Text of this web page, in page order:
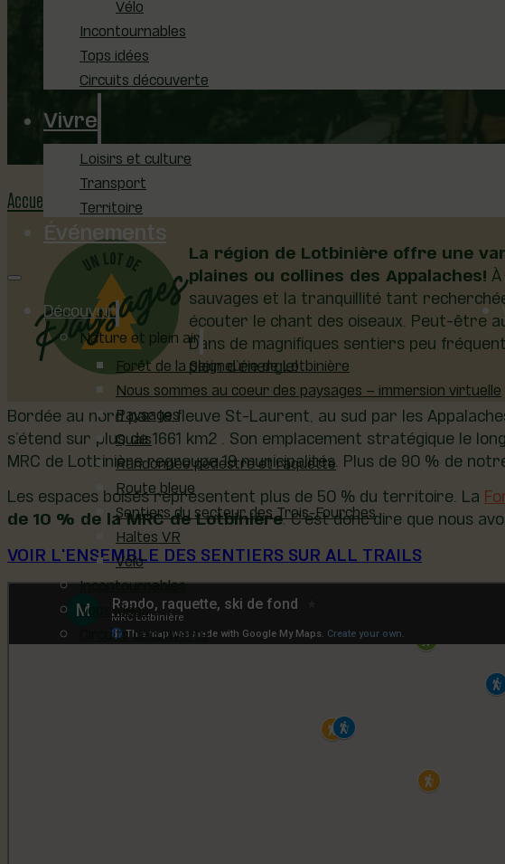
Vélo
Incontournables
Tops idées
Circuits découverte
Vivre
Loisirs et culture
Transport
Territoire
Événements
Découvrir
Nature et plein air
Forêt de la Seigneurie de Lotbinière
Nous sommes au coeur des paysages – immersion virtuelle
Paysages
Quais
Randonnée pédestre et raquette
Route bleue
Sentiers du secteur des Trois-Fourches
Haltes VR
Vélo
Incontournables
Tops idées
Circuits découverte
VENEZ RESPIRER L'AIR DE LOTBINIÈRE
Accueil Randonnée pédestre et raquette
La région de Lotbinière offre une
plaines ou collines des Appalaches!
sauvages et la tranquillité tant
écouter le chant des oiseaux. Peut-être
Dans de magnifiques sentiers peu
plein d’énergie!
Bordée au nord par le fleuve St-Laurent, au sud par les
s’étend sur plus de 1661 km2 . Son emplacement stratégique le
MRC de Lotbinière regroupe 18 municipalités. Plus de 90 % de
Les espaces boisés représentent plus de 50 % du territoire. La
de 10 % de la MRC de Lotbinière. C’est donc dire que nous
VOIR L'ENSEMBLE DES SENTIERS SUR ALL TRAILS